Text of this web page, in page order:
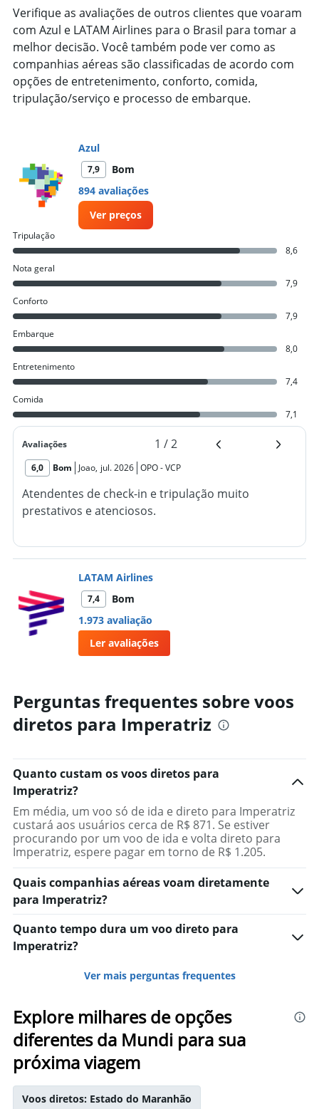
Verifique as avaliações de outros clientes que voaram
com Azul e LATAM Airlines para o Brasil para tomar a
melhor decisão. Você também pode ver como as
companhias aéreas são classificadas de acordo com
opções de entretenimento, conforto, comida,
tripulação/serviço e processo de embarque.
Azul
7,9
Bom
894 avaliações
Ver preços
Tripulação
8,6
Nota geral
7,9
Conforto
7,9
Embarque
8,0
Entretenimento
7,4
Comida
7,1
Avaliações 1 /2
6,0 Bom Joao, jul. 2026 OPO-VCP
Atendentes de check-in e tripulação muito
prestativos e atenciosos.
LATAM Airlines
7,4
Bom
1.973 avaliação
Ler avaliações
Perguntas frequentes sobre voos
diretos para Imperatriz
Quanto custam os voos diretos para
Imperatriz?
Em média, um voo só de ida e direto para Imperatriz
custará aos usuários cerca de R$ 871. Se estiver
procurando por um voo de ida e volta direto para
Imperatriz, espere pagar em torno de R$ 1.205.
Quais companhias aéreas voam diretamente
para Imperatriz?
Quanto tempo dura um voo direto para
Imperatriz?
Ver mais perguntas frequentes
Explore milhares de opções
diferentes da Mundi para sua
próxima viagem
Voos diretos: Estado do Maranhão